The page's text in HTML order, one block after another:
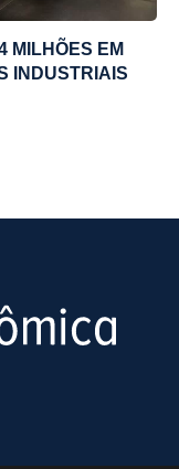
MILHÕES EM
INDUSTRIAIS